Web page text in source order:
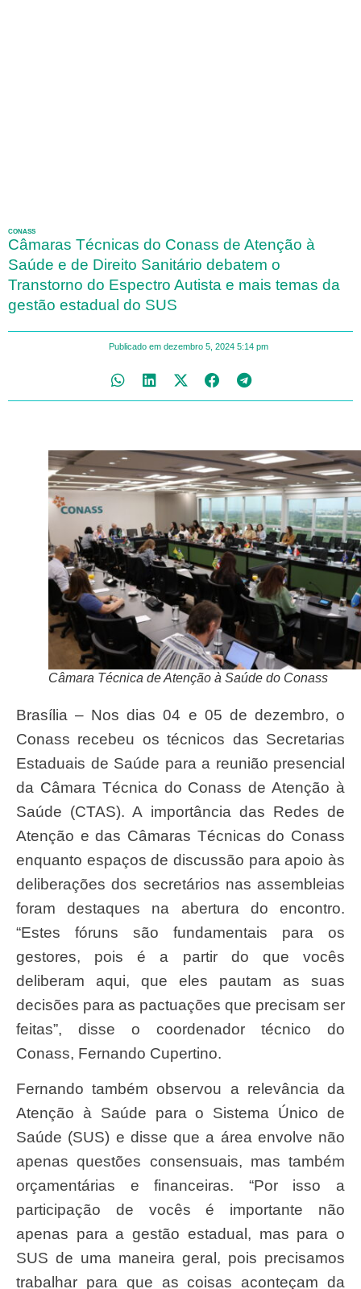
CONASS
Câmaras Técnicas do Conass de Atenção à
Saúde e de Direito Sanitário debatem o
Transtorno do Espectro Autista e mais temas da
gestão estadual do SUS
Publicado em dezembro 5, 2024 5:14 pm
Câmara Técnica de Atenção à Saúde do Conass
Brasília – Nos dias 04 e 05 de dezembro, o
Conass recebeu os técnicos das Secretarias
Estaduais de Saúde para a reunião presencial
da Câmara Técnica do Conass de Atenção à
Saúde (CTAS). A importância das Redes de
Atenção e das Câmaras Técnicas do Conass
enquanto espaços de discussão para apoio às
deliberações dos secretários nas assembleias
foram destaques na abertura do encontro.
“Estes fóruns são fundamentais para os
gestores, pois é a partir do que vocês
deliberam aqui, que eles pautam as suas
decisões para as pactuações que precisam ser
feitas”, disse o coordenador técnico do
Conass, Fernando Cupertino.
Fernando também observou a relevância da
Atenção à Saúde para o Sistema Único de
Saúde (SUS) e disse que a área envolve não
apenas questões consensuais, mas também
orçamentárias e financeiras. “Por isso a
participação de vocês é importante não
apenas para a gestão estadual, mas para o
SUS de uma maneira geral, pois precisamos
trabalhar para que as coisas aconteçam da